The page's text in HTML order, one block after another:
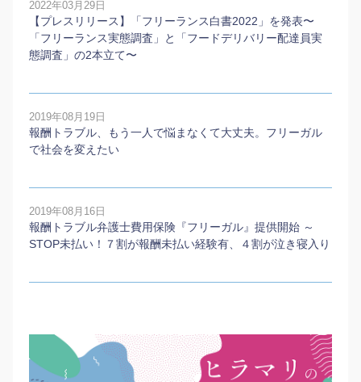
2022年03月29日
【プレスリリース】「フリーランス白書2022」を発表〜
「フリーランス実態調査」と「フードデリバリー配達員実
態調査」の2本⽴て〜
2019年08月19日
報酬トラブル、もう一人で悩まなくて大丈夫。フリーガル
で社会を変えたい
2019年08月16日
報酬トラブル弁護士費用保険『フリーガル』提供開始 ～
STOP未払い！７割が報酬未払い経験有、４割が泣き寝入り